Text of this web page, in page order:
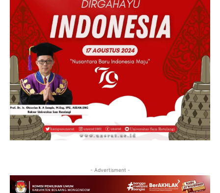
- Advertisment -